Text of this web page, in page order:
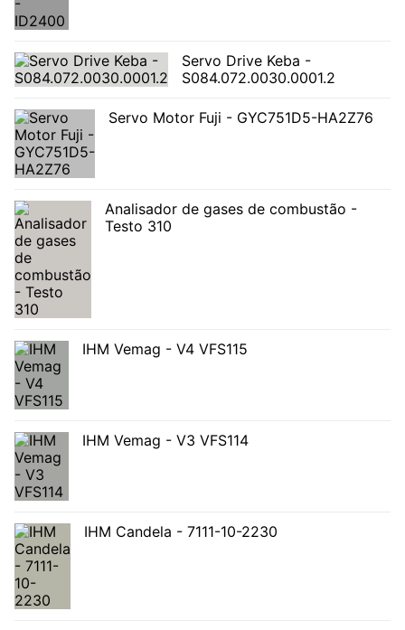
Servo Drive Keba -
S084.072.0030.0001.2
Servo Motor Fuji - GYC751D5-HA2Z76
Analisador de gases de combustão -
Testo 310
IHM Vemag - V4 VFS115
IHM Vemag - V3 VFS114
IHM Candela - 7111-10-2230